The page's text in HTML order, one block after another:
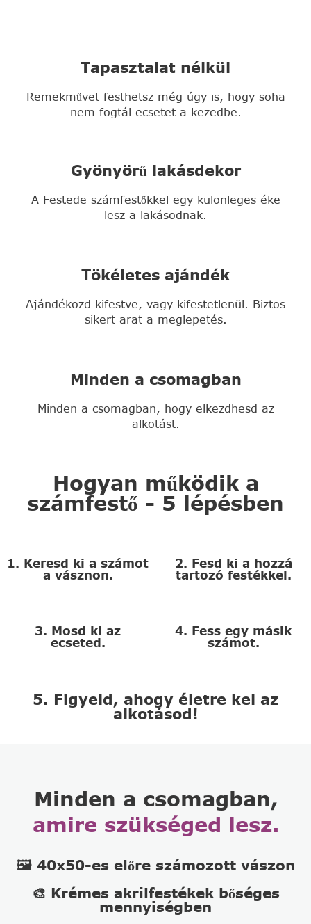
Tapasztalat nélkül
Remekművet festhetsz még úgy is, hogy soha
nem fogtál ecsetet a kezedbe.
Gyönyörű lakásdekor
A Festede számfestőkkel egy különleges éke
lesz a lakásodnak.
Tökéletes ajándék
Ajándékozd kifestve, vagy kifestetlenül. Biztos
sikert arat a meglepetés.
Minden a csomagban
Minden a csomagban, hogy elkezdhesd az
alkotást.
Hogyan működik a
számfestő - 5 lépésben
1. Keresd ki a számot
a vásznon.
2. Fesd ki a hozzá
tartozó festékkel.
3. Mosd ki az
ecseted.
4. Fess egy másik
számot.
5. Figyeld, ahogy életre kel az
alkotásod!
Minden a csomagban,
amire szükséged lesz.
🖼️ 40x50-es előre számozott vászon
🎨 Krémes akrilfestékek bőséges
mennyiségben